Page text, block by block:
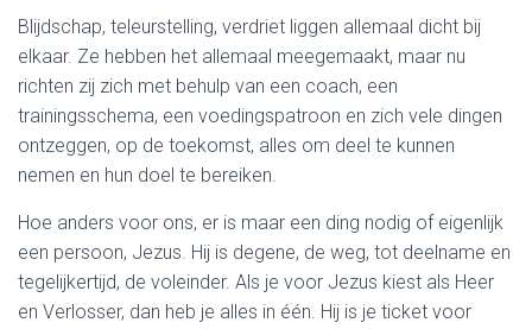
Blijdschap, teleurstelling, verdriet liggen allemaal dicht bij
elkaar. Ze hebben het allemaal meegemaakt, maar nu
richten zij zich met behulp van een coach, een
trainingsschema, een voedingspatroon en zich vele dingen
ontzeggen, op de toekomst, alles om deel te kunnen
nemen en hun doel te bereiken.
Hoe anders voor ons, er is maar een ding nodig of eigenlijk
een persoon, Jezus. Hij is degene, de weg, tot deelname en
tegelijkertijd, de voleinder. Als je voor Jezus kiest als Heer
en Verlosser, dan heb je alles in één. Hij is je ticket voor